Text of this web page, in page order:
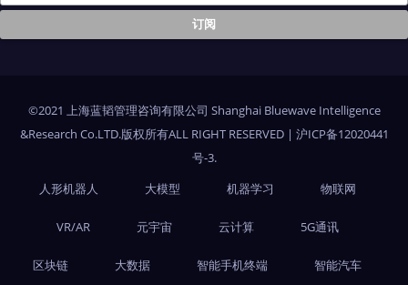
©2021 上海蓝韬管理咨询有限公司 Shanghai Bluewave Intelligence
&Research Co.LTD.版权所有ALL RIGHT RESERVED | 沪ICP备12020441
号-3.
人形机器人
大模型 机器学习 物联网
VR/AR 元宇宙 云计算 5G通讯
区块链 大数据 智能手机终端 智能汽车